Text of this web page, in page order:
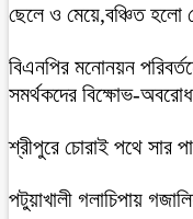
ছেলে ও মেয়ে,বঞ্চিত হলো
বিএনপির মনোনয়ন
সমর্থকদের বিক্ষোভ-অবরোধ
শ্রীপুরে চোরাই পথে সার
‎পটুয়াখালী গলাচিপায়